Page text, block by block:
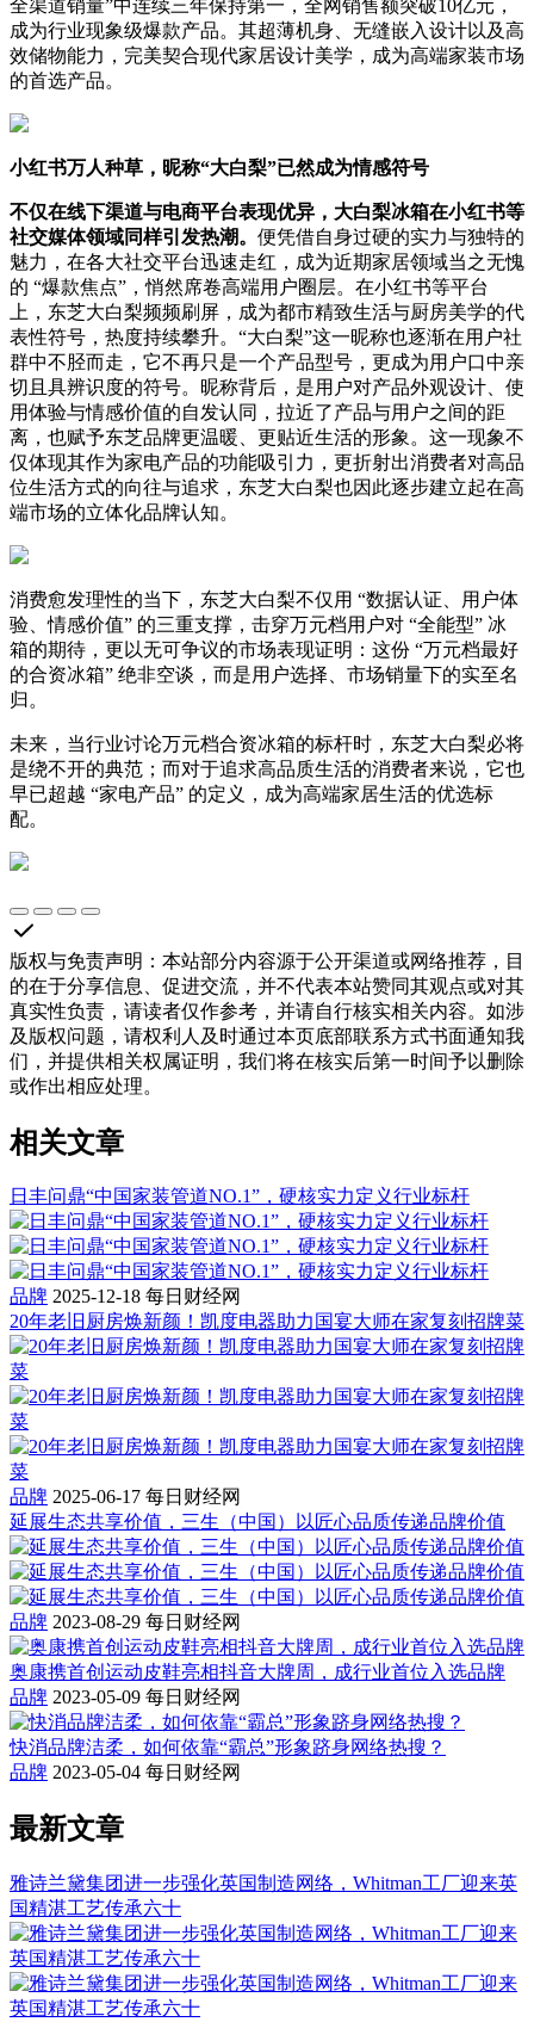
全渠道销量”中连续三年保持第一，全网销售额突破10亿元，
成为行业现象级爆款产品。其超薄机身、无缝嵌入设计以及高
效储物能力，完美契合现代家居设计美学，成为高端家装市场
的首选产品。
小红书万人种草，昵称“大白梨”已然成为情感符号
不仅在线下渠道与电商平台表现优异，大白梨冰箱在小红书等
社交媒体领域同样引发热潮。 便凭借自身过硬的实力与独特的
魅力，在各大社交平台迅速走红，成为近期家居领域当之无愧
的 “爆款焦点”，悄然席卷高端用户圈层。在小红书等平台
上，东芝大白梨频频刷屏，成为都市精致生活与厨房美学的代
表性符号，热度持续攀升。“大白梨”这一昵称也逐渐在用户社
群中不胫而走，它不再只是一个产品型号，更成为用户口中亲
切且具辨识度的符号。昵称背后，是用户对产品外观设计、使
用体验与情感价值的自发认同，拉近了产品与用户之间的距
离，也赋予东芝品牌更温暖、更贴近生活的形象。这一现象不
仅体现其作为家电产品的功能吸引力，更折射出消费者对高品
位生活方式的向往与追求，东芝大白梨也因此逐步建立起在高
端市场的立体化品牌认知。
消费愈发理性的当下，东芝大白梨不仅用 “数据认证、用户体
验、情感价值” 的三重支撑，击穿万元档用户对 “全能型” 冰
箱的期待，更以无可争议的市场表现证明：这份 “万元档最好
的合资冰箱” 绝非空谈，而是用户选择、市场销量下的实至名
归。
未来，当行业讨论万元档合资冰箱的标杆时，东芝大白梨必将
是绕不开的典范；而对于追求高品质生活的消费者来说，它也
早已超越 “家电产品” 的定义，成为高端家居生活的优选标
配。
版权与免责声明 ： 本站部分内容源于公开渠道或网络推荐，目
的在于分享信息、促进交流，并不代表本站赞同其观点或对其
真实性负责，请读者仅作参考，并请自行核实相关内容。如涉
及版权问题，请权利人及时通过本页底部联系方式书面通知我
们，并提供相关权属证明，我们将在核实后第一时间予以删除
或作出相应处理。
相关文章
日丰问鼎“中国家装管道NO.1”，硬核实力定义行业标杆
品牌 2025-12-18 每日财经网
20年老旧厨房焕新颜！凯度电器助力国宴大师在家复刻招牌菜
品牌 2025-06-17 每日财经网
延展生态共享价值，三生（中国）以匠心品质传递品牌价值
品牌 2023-08-29 每日财经网
奥康携首创运动皮鞋亮相抖音大牌周，成行业首位入选品牌
品牌 2023-05-09 每日财经网
快消品牌洁柔，如何依靠“霸总”形象跻身网络热搜？
品牌 2023-05-04 每日财经网
最新文章
雅诗兰黛集团进一步强化英国制造网络，Whitman工厂迎来英
国精湛工艺传承六十